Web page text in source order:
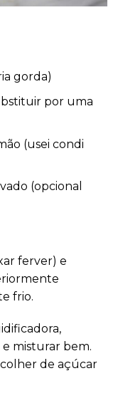
gorda)
por uma
(usei condi
(opcional
ferver) e
frio.
misturar bem.
de açúcar